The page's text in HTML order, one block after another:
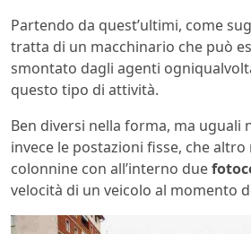
Partendo da quest’ultimi, come
tratta di un macchinario che può
smontato dagli agenti
questo tipo di attività.
Ben diversi nella forma, ma uguali
invece le postazioni fisse, che
colonnine con all’interno due
velocità di un veicolo al momento